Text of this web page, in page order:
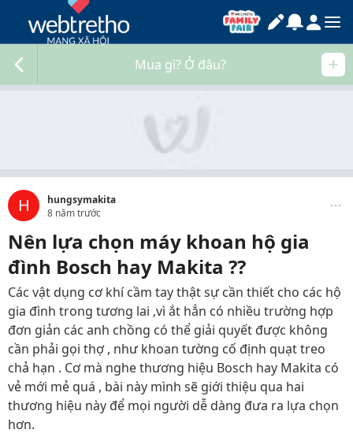
Mua gì? Ở đâu?
H
hungsymakita
8 năm trước
Nên lựa chọn máy khoan hộ gia
đình Bosch hay Makita ??
Các vật dụng cơ khí cầm tay thật sự cần thiết cho các hộ
gia đình trong tương lai ,vì ắt hẳn có nhiều trường hợp
đơn giản các anh chồng có thể giải quyết được không
cần phải gọi thợ , như khoan tường cố định quạt treo
chả hạn . Cơ mà nghe thương hiệu Bosch hay Makita có
vẻ mới mẻ quá , bài này mình sẽ giới thiệu qua hai
thương hiệu này để mọi người dễ dàng đưa ra lựa chọn
hơn.